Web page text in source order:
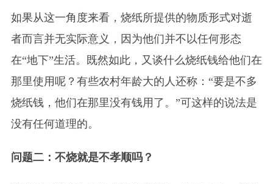
如果从这一角度来看，烧纸所提供的物质形式对逝
者而言并无实际意义，因为他们并不以任何形态
在“地下”生活。既然如此，又谈什么烧纸钱给他们在
那里使用呢？有些农村年龄大的人还称：“要是不多
烧纸钱，他们在那里没有钱用了。”可这样的说法是
没有任何道理的。
问题二：不烧就是不孝顺吗？